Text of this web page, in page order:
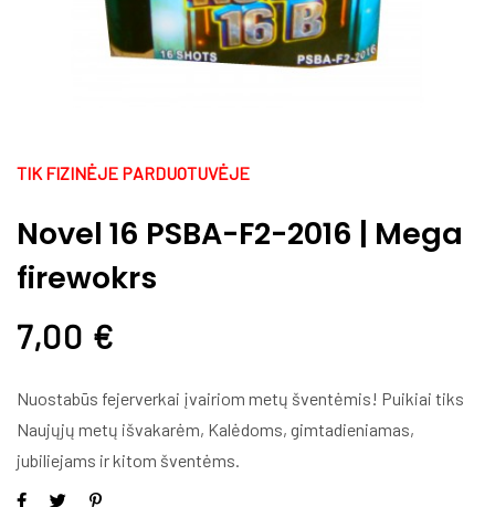
TIK FIZINĖJE PARDUOTUVĖJE
Novel 16 PSBA-F2-2016 | Mega
firewokrs
7,00 €
Nuostabūs fejerverkai įvairiom metų šventėmis! Puikiai tiks
Naujųjų metų išvakarėm, Kalėdoms, gimtadieniamas,
jubiliejams ir kitom šventėms.